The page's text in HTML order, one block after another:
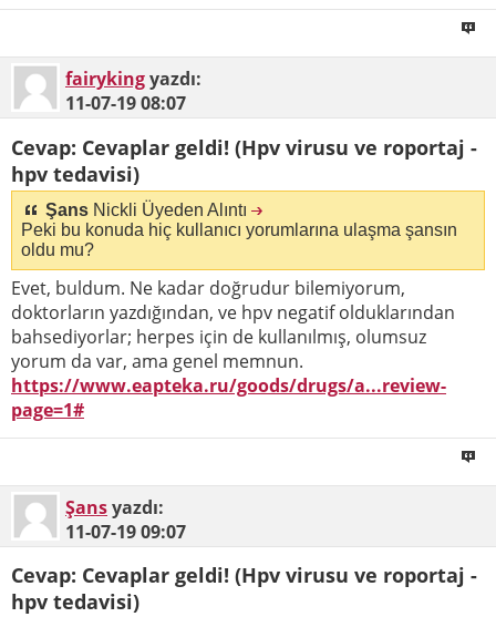
fairykingyazdı:
11-07-1908:07
Cevap: Cevaplar geldi! (Hpv virusu ve roportaj -
hpv tedavisi)
Şans Nickli Üyeden Alıntı
Peki bu konuda hiç kullanıcı yorumlarına ulaşma şansın
oldu mu?
Evet, buldum. Ne kadar doğrudur bilemiyorum,
doktorların yazdığından, ve hpv negatif olduklarından
bahsediyorlar; herpes için de kullanılmış, olumsuz
yorum da var, ama genel memnun.
https://www.eapteka.ru/goods/drugs/a...review-
page=1#
Şansyazdı:
11-07-1909:07
Cevap: Cevaplar geldi! (Hpv virusu ve roportaj -
hpv tedavisi)